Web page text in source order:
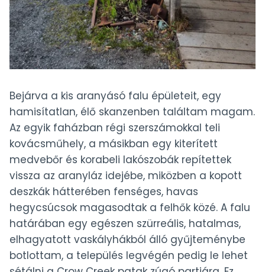
Bejárva a kis aranyásó falu épületeit, egy
hamisítatlan, élő skanzenben találtam magam.
Az egyik faházban régi szerszámokkal teli
kovácsműhely, a másikban egy kiterített
medvebőr és korabeli lakószobák repítettek
vissza az aranyláz idejébe, miközben a kopott
deszkák hátterében fenséges, havas
hegycsúcsok magasodtak a felhők közé. A falu
határában egy egészen szürreális, hatalmas,
elhagyatott vaskályhákból álló gyűjteménybe
botlottam, a település legvégén pedig le lehet